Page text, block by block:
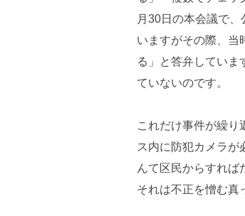
月30日の本会議で
いますがその際、当
る」と答弁していま
ていないのです。
これだけ事件が繰り
ス内に防犯カメラが
んて区民からすれば
それは不正を憎む真